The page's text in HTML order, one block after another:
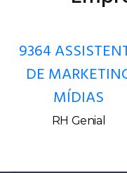
9364
DE
MÍDIAS
RH Genial